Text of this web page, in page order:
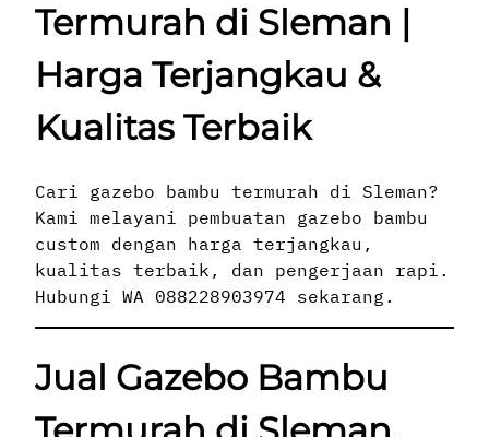
Termurah di Sleman |
Harga Terjangkau &
Kualitas Terbaik
Cari gazebo bambu termurah di Sleman?
Kami melayani pembuatan gazebo bambu
custom dengan harga terjangkau,
kualitas terbaik, dan pengerjaan rapi.
Hubungi WA 088228903974 sekarang.
Jual Gazebo Bambu